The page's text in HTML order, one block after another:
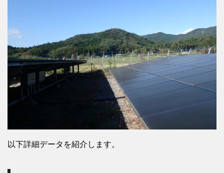
以下詳細データを紹介します。